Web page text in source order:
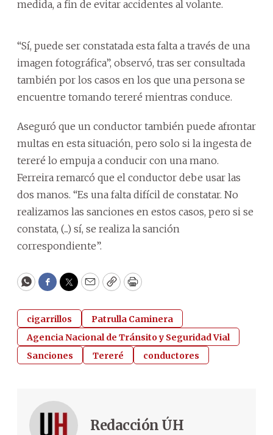
medida, a fin de evitar accidentes al volante.
“Sí, puede ser constatada esta falta a través de una
imagen fotográfica”, observó, tras ser consultada
también por los casos en los que una persona se
encuentre tomando tereré mientras conduce.
Aseguró que un conductor también puede afrontar
multas en esta situación, pero solo si la ingesta de
tereré lo empuja a conducir con una mano.
Ferreira remarcó que el conductor debe usar las
dos manos. “Es una falta difícil de constatar. No
realizamos las sanciones en estos casos, pero si se
constata, (...) sí, se realiza la sanción
correspondiente”.
WhatsApp
Facebook
Twitter
EmailCopyPrint
cigarrillos
Patrulla Caminera
Agencia Nacional de Tránsito y Seguridad Vial
Sanciones
Tereré conductores
Redacción ÚH